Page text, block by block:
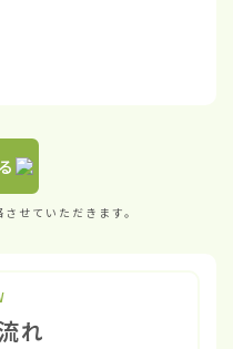
せていただきます。
れ